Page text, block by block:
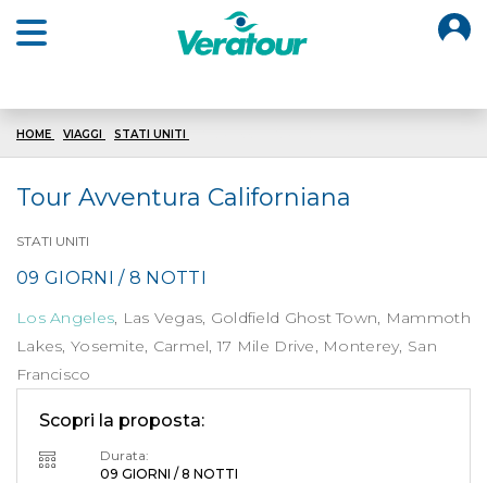
HOME VIAGGI STATI UNITI
Tour Avventura Californiana
STATI UNITI
09 GIORNI / 8 NOTTI
Los Angeles, Las Vegas, Goldfield Ghost Town, Mammoth
Lakes, Yosemite, Carmel, 17 Mile Drive, Monterey, San
Francisco
Scopri la proposta:
Durata:
09 GIORNI / 8 NOTTI